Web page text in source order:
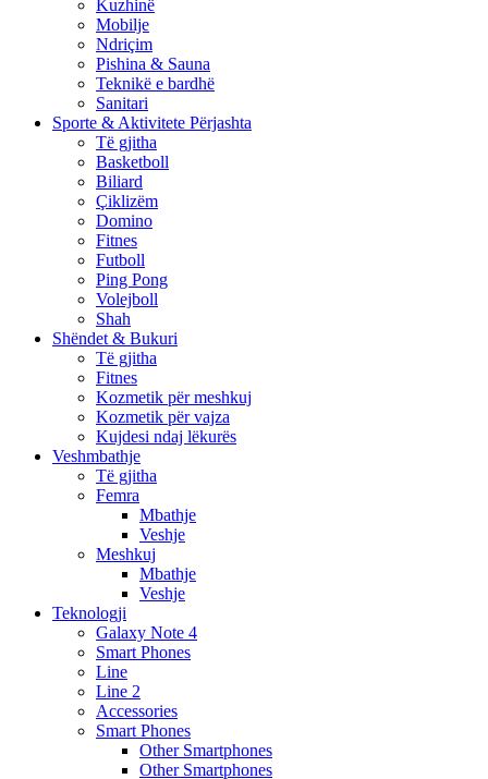
Kuzhinë
Mobilje
Ndriçim
Pishina & Sauna
Teknikë e bardhë
Sanitari
Sporte & Aktivitete Përjashta
Të gjitha
Basketboll
Biliard
Çiklizëm
Domino
Fitnes
Futboll
Ping Pong
Volejboll
Shah
Shëndet & Bukuri
Të gjitha
Fitnes
Kozmetik për meshkuj
Kozmetik për vajza
Kujdesi ndaj lëkurës
Veshmbathje
Të gjitha
Femra
Mbathje
Veshje
Meshkuj
Mbathje
Veshje
Teknologji
Galaxy Note 4
Smart Phones
Line
Line 2
Accessories
Smart Phones
Other Smartphones
Other Smartphones